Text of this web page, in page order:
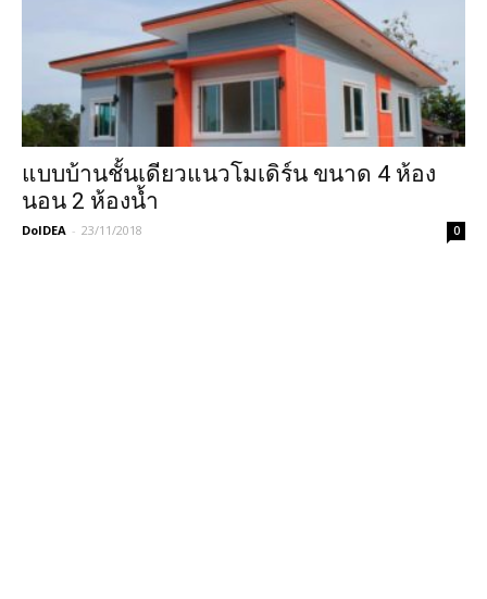
แบบบ้านชั้นเดียวแนวโมเดิร์น ขนาด 4 ห้อง
นอน 2 ห้องน้ำ
DoIDEA - 23/11/2018 0